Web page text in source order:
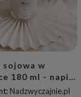
sojowa w
180 ml - napis
Nadzwyczajnie.pl